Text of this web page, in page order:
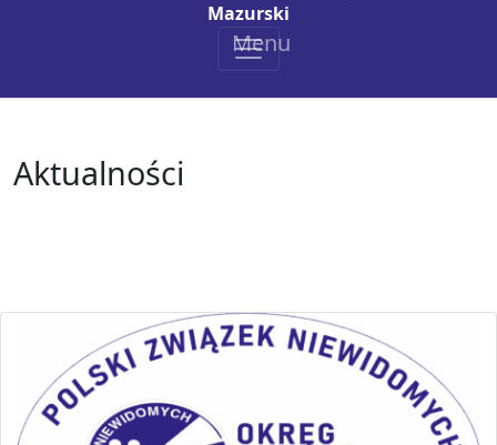
Mazurski
Menu
Aktualności